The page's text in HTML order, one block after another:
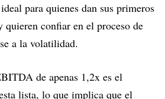
para quienes dan sus primeros
quieren confiar en el proceso de
a la volatilidad.
de apenas 1,2x es el
lista, lo que implica que el